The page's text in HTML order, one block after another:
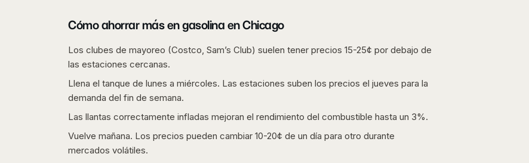
Cómo ahorrar más en gasolina enChicago
Los clubes de mayoreo (Costco, Sam’s Club) suelen tener precios 15-25¢ por debajo de
las estaciones cercanas.
Llena el tanque de lunes a miércoles. Las estaciones suben los precios el jueves para la
demanda del fin de semana.
Las llantas correctamente infladas mejoran el rendimiento del combustible hasta un 3%.
Vuelve mañana. Los precios pueden cambiar 10-20¢ de un día para otro durante
mercados volátiles.